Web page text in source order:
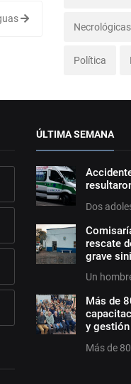
Necrológicas
Política
ÚLTIMA SEMANA
Dos
rescate
grave
Un
Más de
y gestión
Más de